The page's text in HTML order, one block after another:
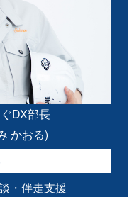
DX部長
かおる)
・伴走支援